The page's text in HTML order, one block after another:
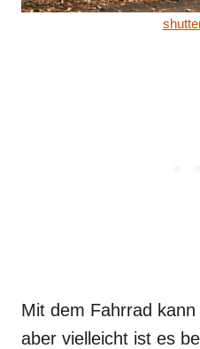
Mit dem Fahrrad
aber vielleicht ist es